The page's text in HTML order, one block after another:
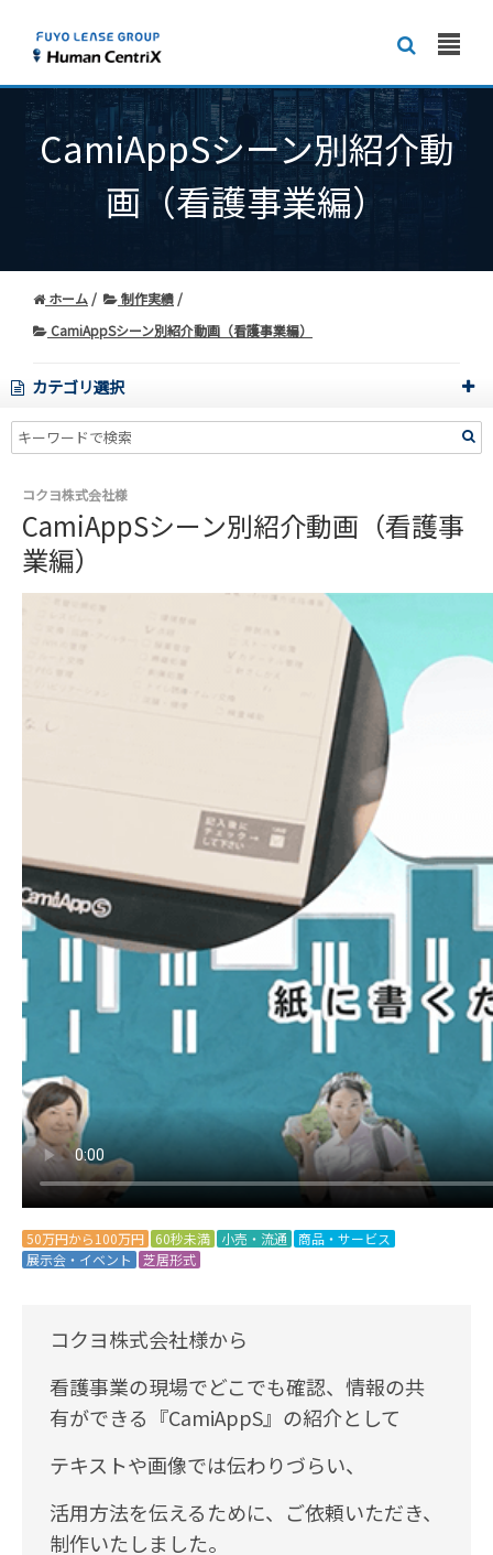
CamiAppSシーン別紹介動
画（看護事業編）
ホーム
制作実績
CamiAppSシーン別紹介動画（看護事業編）
カテゴリ選択
コクヨ株式会社様
CamiAppSシーン別紹介動画（看護事
業編）
50万円から100万円 60秒未満 小売・流通
商品・サービス
展示会・イベント
芝居形式
コクヨ株式会社様から
看護事業の現場でどこでも確認、情報の共
有ができる『CamiAppS』の紹介として
テキストや画像では伝わりづらい、
活用方法を伝えるために、ご依頼いただき、
制作いたしました。